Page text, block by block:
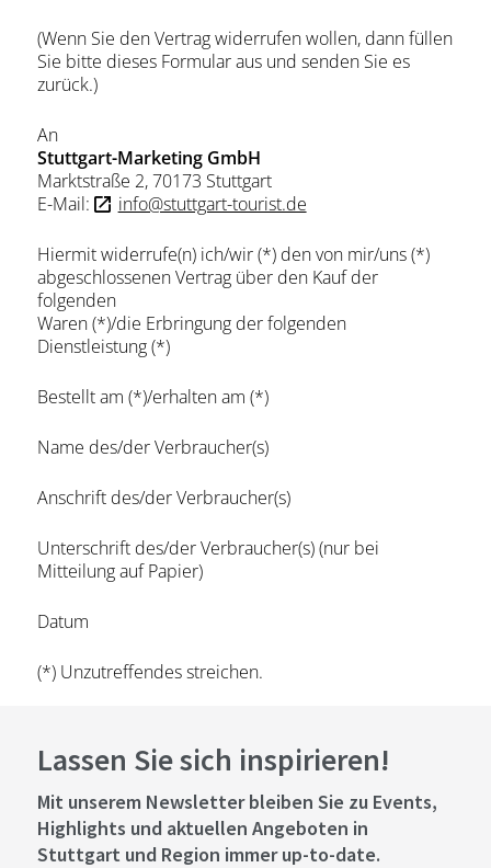
(Wenn Sie den Vertrag widerrufen wollen, dann füllen
Sie bitte dieses Formular aus und senden Sie es
zurück.)
An
Stuttgart-Marketing GmbH
Marktstraße 2, 70173 Stuttgart
E-Mail:
info@stuttgart-tourist.de
Hiermit widerrufe(n) ich/wir (*) den von mir/uns (*)
abgeschlossenen Vertrag über den Kauf der
folgenden
Waren (*)/die Erbringung der folgenden
Dienstleistung (*)
Bestellt am (*)/erhalten am (*)
Name des/der Verbraucher(s)
Anschrift des/der Verbraucher(s)
Unterschrift des/der Verbraucher(s) (nur bei
Mitteilung auf Papier)
Datum
(*) Unzutreffendes streichen.
Lassen Sie sich inspirieren!
Mit unserem Newsletter bleiben Sie zu Events,
Highlights und aktuellen Angeboten in
Stuttgart und Region immer up-to-date.